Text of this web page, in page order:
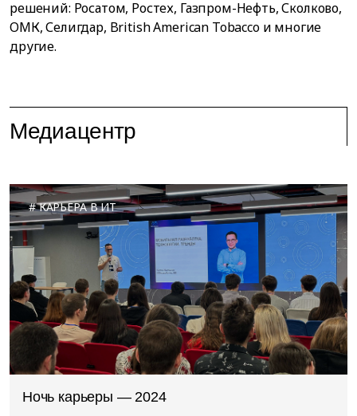
решений: Росатом, Ростех, Газпром-Нефть, Сколково,
ОМК, Селигдар, British American Tobacco и многие
другие.
Медиацентр
КАРЬЕРА В ИТ
Ночь карьеры — 2024